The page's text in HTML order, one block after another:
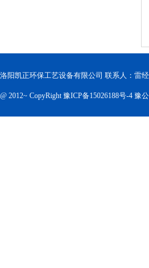
洛阳凯正环保工艺设备有限公司 联系人：雷
@ 2012~ CopyRight豫ICP备15026188号-4 豫